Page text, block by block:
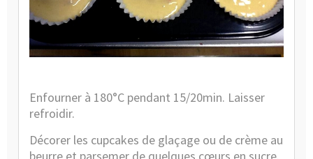
Enfourner à 180°C pendant 15/20min. Laisser
refroidir.
Décorer les cupcakes de glaçage ou de crème au
beurre et parsemer de quelques cœurs en sucre.